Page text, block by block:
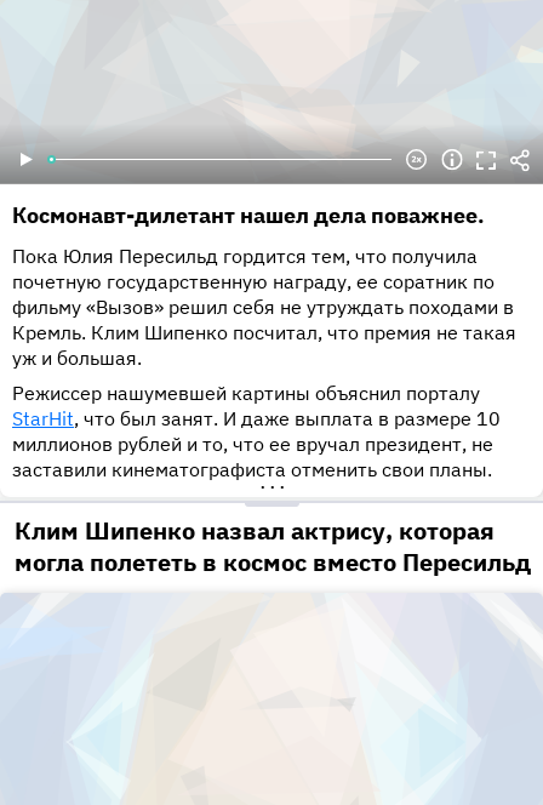
Космонавт-дилетант нашел дела поважнее.
Пока Юлия Пересильд гордится тем, что получила
почетную государственную награду, ее соратник по
фильму «Вызов» решил себя не утруждать походами в
Кремль. Клим Шипенко посчитал, что премия не такая
уж и большая.
Режиссер нашумевшей картины объяснил порталу
StarHit, что был занят. И даже выплата в размере 10
миллионов рублей и то, что ее вручал президент, не
заставили кинематографиста отменить свои планы.
•••
Клим Шипенко назвал актрису, которая
могла полететь в космос вместо Пересильд